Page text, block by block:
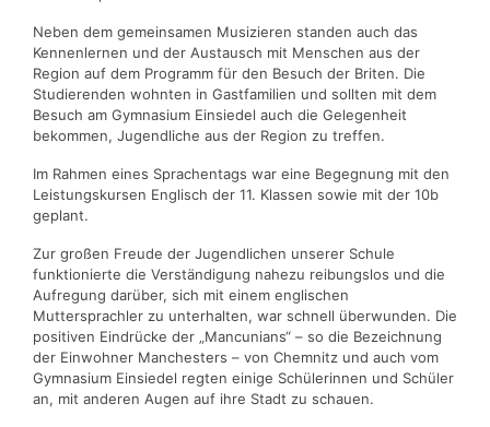
Neben dem gemeinsamen Musizieren standen auch das
Kennenlernen und der Austausch mit Menschen aus der
Region auf dem Programm für den Besuch der Briten. Die
Studierenden wohnten in Gastfamilien und sollten mit dem
Besuch am Gymnasium Einsiedel auch die Gelegenheit
bekommen, Jugendliche aus der Region zu treffen.
Im Rahmen eines Sprachentags war eine Begegnung mit den
Leistungskursen Englisch der 11. Klassen sowie mit der 10b
geplant.
Zur großen Freude der Jugendlichen unserer Schule
funktionierte die Verständigung nahezu reibungslos und die
Aufregung darüber, sich mit einem englischen
Muttersprachler zu unterhalten, war schnell überwunden. Die
positiven Eindrücke der „Mancunians“ – so die Bezeichnung
der Einwohner Manchesters – von Chemnitz und auch vom
Gymnasium Einsiedel regten einige Schülerinnen und Schüler
an, mit anderen Augen auf ihre Stadt zu schauen.